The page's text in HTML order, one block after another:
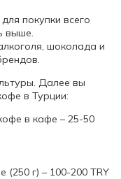
покупки всего
выше.
шоколада и
Далее вы
в Турции:
в кафе – 25-50
(250 г) – 100-200 TRY